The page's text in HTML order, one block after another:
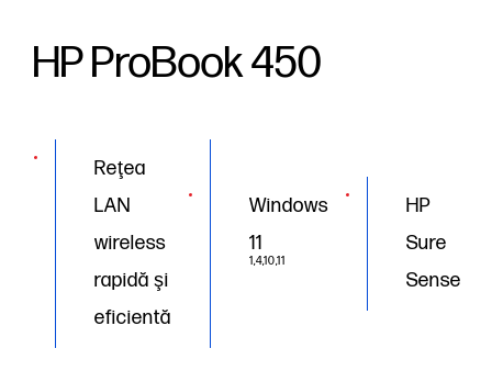
HP ProBook 450
Reţea
LAN
wireless
rapidă şi
eficientă
Windows
11
1,4,10,11
HP
Sure
Sense